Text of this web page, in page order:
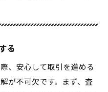
る
、安心して取引を進める
が不可欠です。まず、査